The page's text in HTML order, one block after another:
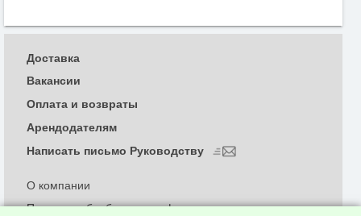
О компании
Политика обработки и конфиденциальности
Доставка
Вакансии
Оплата и возвраты
Арендодателям
Написать письмо Руководству